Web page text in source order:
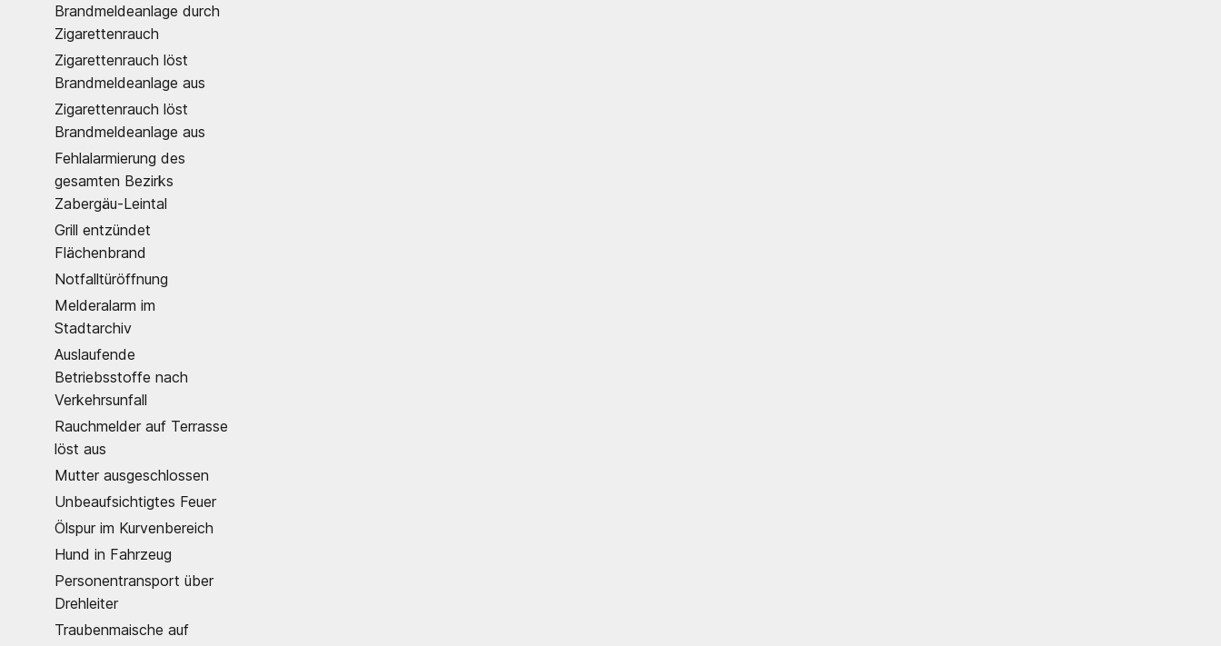
Brandmeldeanlage durch
Zigarettenrauch
Zigarettenrauch löst
Brandmeldeanlage aus
Zigarettenrauch löst
Brandmeldeanlage aus
Fehlalarmierung des
gesamten Bezirks
Zabergäu-Leintal
Grill entzündet
Flächenbrand
Notfalltüröffnung
Melderalarm im
Stadtarchiv
Auslaufende
Betriebsstoffe nach
Verkehrsunfall
Rauchmelder auf Terrasse
löst aus
Mutter ausgeschlossen
Unbeaufsichtigtes Feuer
Ölspur im Kurvenbereich
Hund in Fahrzeug
Personentransport über
Drehleiter
Traubenmaische auf